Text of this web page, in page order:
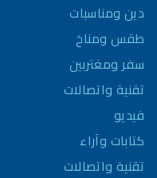
دين ومناسبات
طقس ومناخ
سفر ومغتربين
تقنية واتصالات
فيديو
كتابات وآراء
تقنية واتصالات